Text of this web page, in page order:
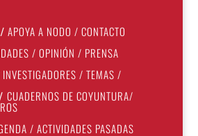
/ APOYA A NODO / CONTACTO
/ OPINIÓN / PRENSA
INVESTIGADORES / TEMAS /
/ CUADERNOS DE COYUNTURA/
/ ACTIVIDADES PASADAS